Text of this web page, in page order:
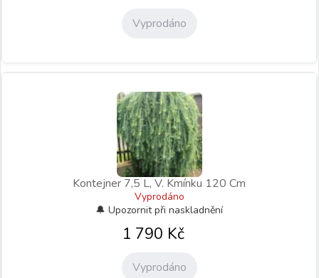
Vyprodáno
Kontejner 7,5 L, V. Kmínku 120 Cm
Vyprodáno
1 790 Kč
Vyprodáno